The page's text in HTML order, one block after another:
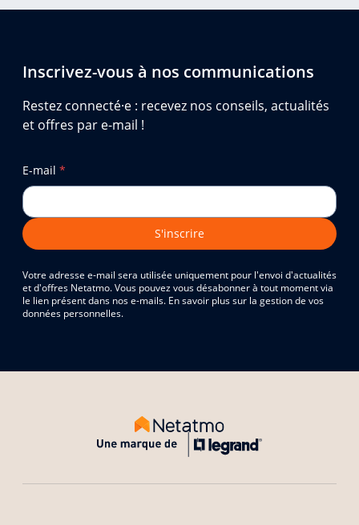
Inscrivez-vous à nos communications
Restez connecté·e : recevez nos conseils, actualités
et offres par e-mail !
E-mail *
S'inscrire
Votre adresse e-mail sera utilisée uniquement pour l'envoi d'actualités
et d'offres Netatmo. Vous pouvez vous désabonner à tout moment via
le lien présent dans nos e-mails. En savoir plus sur la gestion de vos
données personnelles.